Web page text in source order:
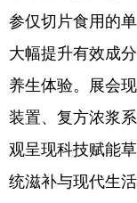
参仅切片食用的
大幅提升有效成
养生体验。展会
装置、复方浓浆
观呈现科技赋能
统滋补与现代生